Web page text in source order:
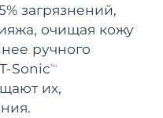
загрязнений,
очищая кожу
ручного
SonicTM
их,
дата доставки
8/11/26
Ожидаемая дата доставки